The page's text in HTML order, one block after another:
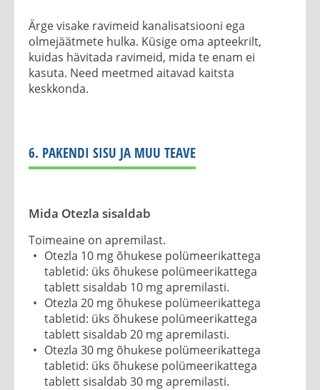
Ärge visake ravimeid kanalisatsiooni ega
olmejäätmete hulka. Küsige oma apteekrilt,
kuidas hävitada ravimeid, mida te enam ei
kasuta. Need meetmed aitavad kaitsta
keskkonda.
6. PAKENDI SISU JA MUU TEAVE
Mida Otezla sisaldab
Toimeaine on apremilast.
Otezla 10 mg õhukese polümeerikattega
tabletid: üks õhukese polümeerikattega
tablett sisaldab 10 mg apremilasti.
Otezla 20 mg õhukese polümeerikattega
tabletid: üks õhukese polümeerikattega
tablett sisaldab 20 mg apremilasti.
Otezla 30 mg õhukese polümeerikattega
tabletid: üks õhukese polümeerikattega
tablett sisaldab 30 mg apremilasti.